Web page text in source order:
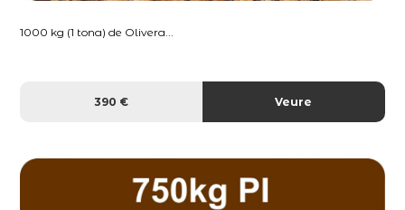
1000 kg (1 tona) de Olivera...
390 € Veure